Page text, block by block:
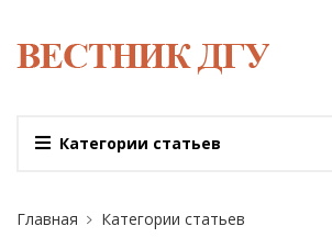
Категории статьев
Главная Категории статьев